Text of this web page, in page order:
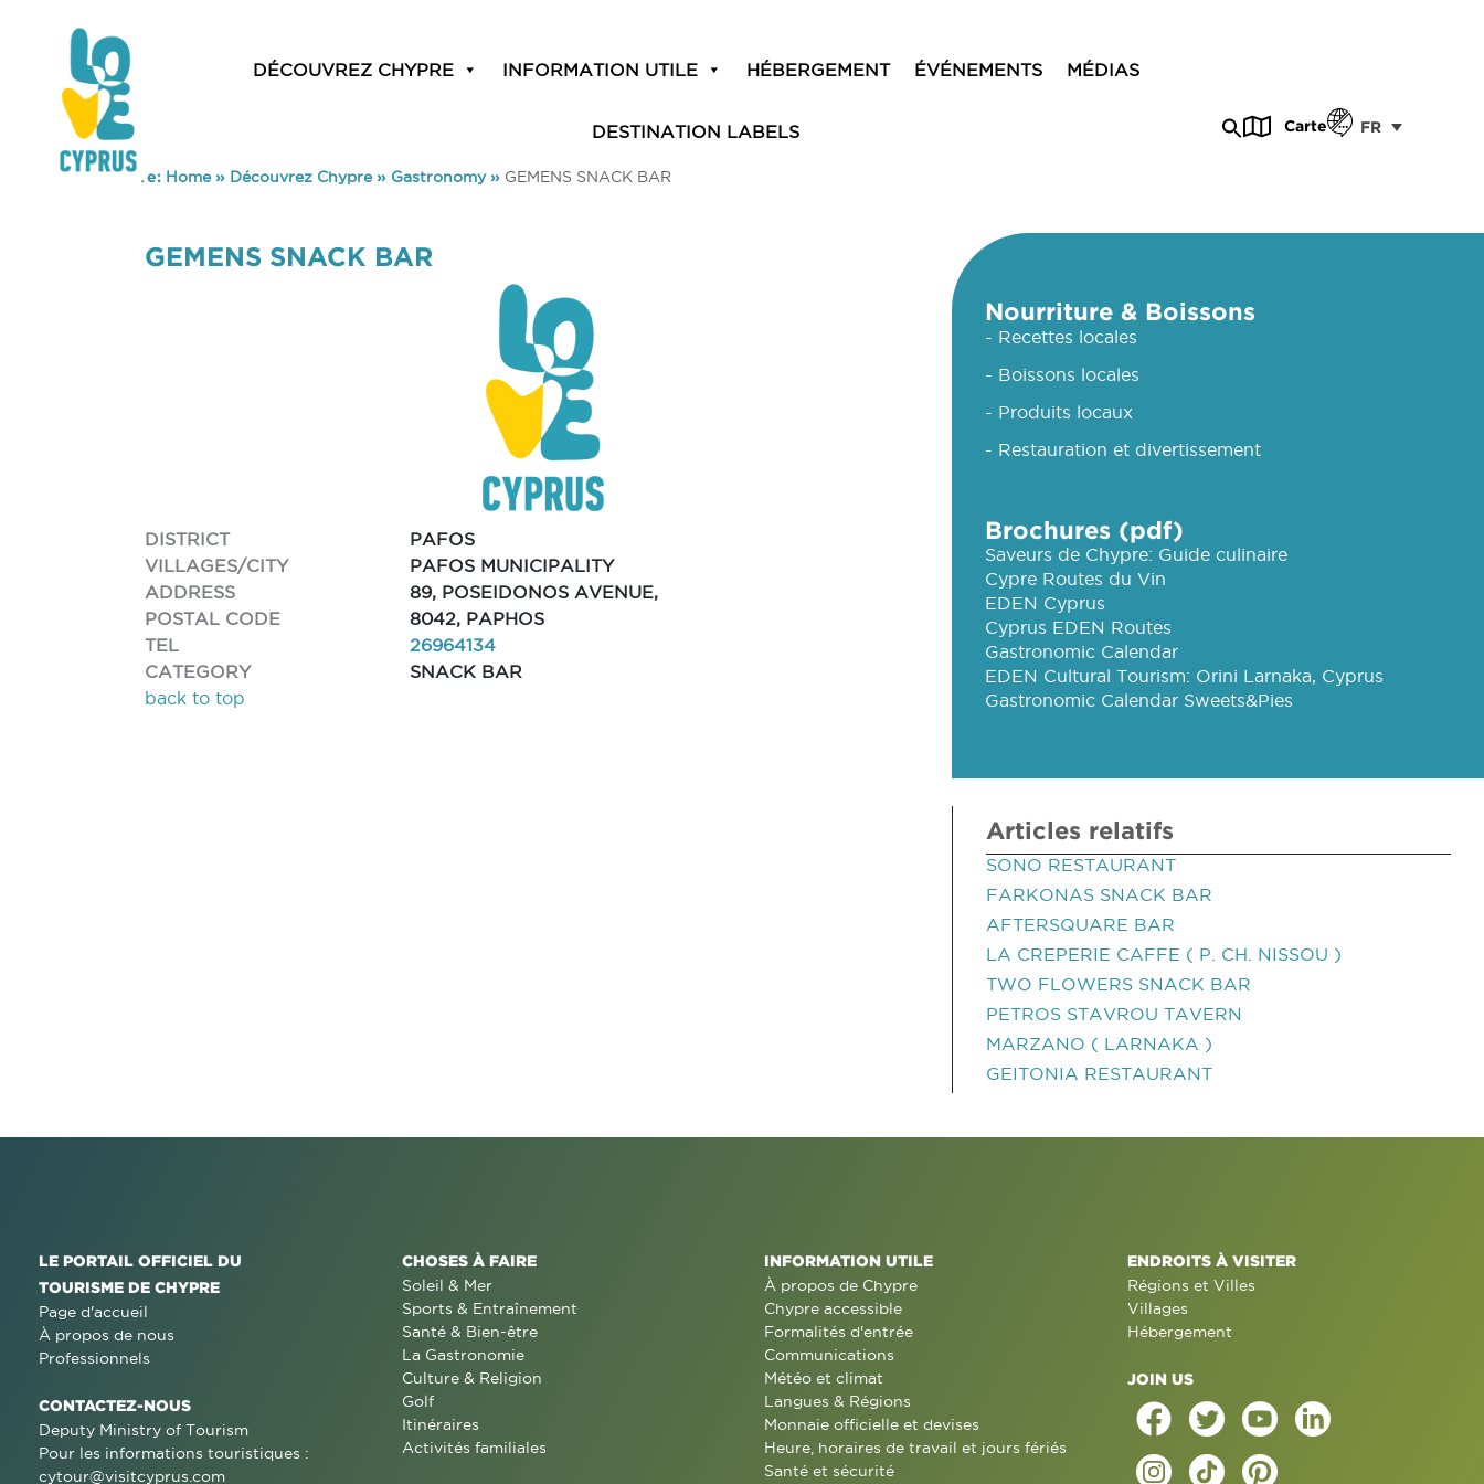
DÉCOUVREZ CHYPRE INFORMATION UTILE HÉBERGEMENT ÉVÉNEMENTS MÉDIAS
DESTINATION LABELS Carte FR
You are here: Home» Découvrez Chypre» Gastronomy» GEMENS SNACK BAR
GEMENS SNACK BAR
DISTRICT
PAFOS
VILLAGES/CITY
PAFOS MUNICIPALITY
ADDRESS
89, POSEIDONOS AVENUE,
POSTAL CODE
8042, PAPHOS
TEL
26964134
CATEGORY
SNACK BAR
back to top
Nourriture & Boissons
- Recettes locales
- Boissons locales
- Produits locaux
- Restauration et divertissement
Brochures (pdf)
Saveurs de Chypre: Guide culinaire
Cypre Routes du Vin
EDEN Cyprus
Cyprus EDEN Routes
Gastronomic Calendar
EDEN Cultural Tourism: Orini Larnaka, Cyprus
Gastronomic Calendar Sweets&Pies
Articles relatifs
SONO RESTAURANT
FARKONAS SNACK BAR
AFTERSQUARE BAR
LA CREPERIE CAFFE ( P. CH. NISSOU )
TWO FLOWERS SNACK BAR
PETROS STAVROU TAVERN
MARZANO ( LARNAKA )
GEITONIA RESTAURANT
LE PORTAIL OFFICIEL DU
TOURISME DE CHYPRE
Page d'accueil
À propos de nous
Professionnels
CONTACTEZ-NOUS
Deputy Ministry of Tourism
Pour les informations touristiques :
cytour@visitcyprus.com
CHOSES À FAIRE
Soleil & Mer
Sports & Entraînement
Santé & Bien-être
La Gastronomie
Culture & Religion
Golf
Itinéraires
Activités familiales
INFORMATION UTILE
À propos de Chypre
Chypre accessible
Formalités d'entrée
Communications
Météo et climat
Langues & Régions
Monnaie officielle et devises
Heure, horaires de travail et jours fériés
Santé et sécurité
ENDROITS À VISITER
Régions et Villes
Villages
Hébergement
JOIN US